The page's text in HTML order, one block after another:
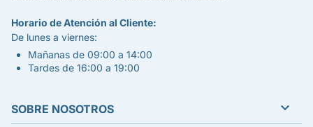
Horario de Atención al Cliente:
De lunes a viernes:
Mañanas de 09:00 a 14:00
Tardes de 16:00 a 19:00
SOBRE NOSOTROS 